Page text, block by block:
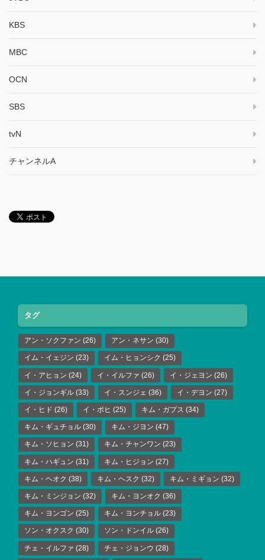
KBS
MBC
OCN
SBS
tvN
チャンネルA
タグ
アン・ソクファン (26) アン・ネサン (30)
イム・イェジン (23) イム・ヒョンシク (25)
イ・アヒョン (24) イ・イルファ (26) イ・ジェヨン (26)
イ・ジョンギル (33) イ・スンジェ (36) イ・デヨン (27)
イ・ヒド (26) イ・ボヒ (25) キム・ガプス (34)
キム・ギュチョル (30) キム・ジヨン (47)
キム・ソヒョン (31) キム・チャンワン (23)
キム・ハギュン (31) キム・ヒジョン (27)
キム・ヘオク (38) キム・ヘスク (32) キム・ミギョン (32)
キム・ミンジョン (32) キム・ヨンオク (36)
キム・ヨンゴン (25) キム・ヨンチョル (23)
ソン・オクスク (30) ソン・ドンイル (26)
チェ・イルファ (28) チェ・ジョンウ (28)